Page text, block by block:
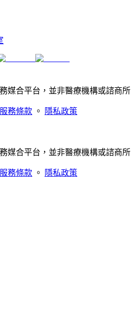
媒合平台，並非醫療機構或諮商所
服務條款 。 隱私政策
媒合平台，並非醫療機構或諮商所
服務條款 。 隱私政策